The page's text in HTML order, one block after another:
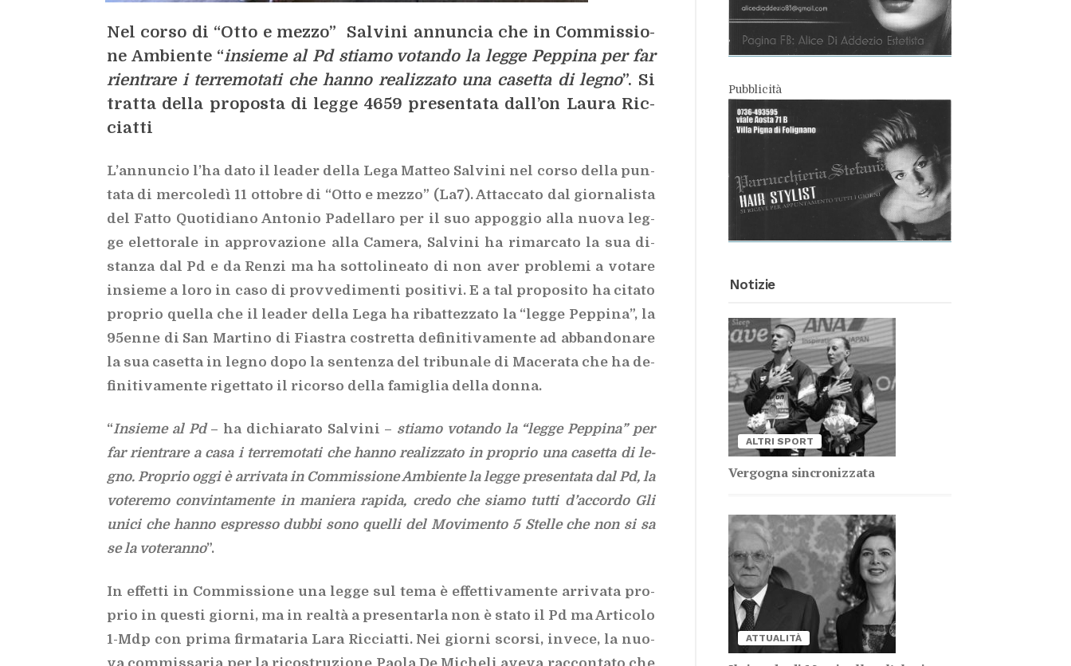
Nel cor­so di “Otto e mez­zo” Sal­vi­ni an­nun­cia che in Com­mis­sio­
ne Am­bien­te “in­sie­me al Pd stia­mo vo­tan­do la leg­ge Pep­pi­na per far
rien­tra­re i ter­re­mo­ta­ti che han­no rea­liz­za­to una ca­set­ta di le­gno”. Si
trat­ta del­la pro­po­sta di leg­ge 4659 pre­sen­ta­ta dal­l’on Lau­ra Ric­
ciat­ti
L’an­nun­cio l’ha dato il lea­der del­la Lega Mat­teo Sal­vi­ni nel cor­so del­la pun­
ta­ta di mer­co­le­dì 11 ot­to­bre di “Otto e mez­zo” (La7). At­tac­ca­to dal gior­na­li­sta
del Fat­to Quo­ti­dia­no An­to­nio Pa­del­la­ro per il suo ap­pog­gio alla nuo­va leg­
ge elet­to­ra­le in ap­pro­va­zio­ne alla Ca­me­ra, Sal­vi­ni ha ri­mar­ca­to la sua di­
stan­za dal Pd e da Ren­zi ma ha sot­to­li­nea­to di non aver pro­ble­mi a vo­ta­re
in­sie­me a loro in caso di prov­ve­di­men­ti po­si­ti­vi. E a tal pro­po­si­to ha ci­ta­to
pro­prio quel­la che il lea­der del­la Lega ha ri­bat­tez­za­to la “leg­ge Pep­pi­na”, la
95en­ne di San Mar­ti­no di Fia­stra co­stret­ta de­fi­ni­ti­va­men­te ad ab­ban­do­na­re
la sua ca­set­ta in le­gno dopo la sen­ten­za del tri­bu­na­le di Ma­ce­ra­ta che ha de­
fi­ni­ti­va­men­te ri­get­ta­to il ri­cor­so del­la fa­mi­glia del­la don­na.
“In­sie­me al Pd– ha di­chia­ra­to Sal­vi­ni – stia­mo vo­tan­do la “leg­ge Pep­pi­na” per
far rien­tra­re a casa i ter­re­mo­ta­ti che han­no rea­liz­za­to in pro­prio una ca­set­ta di le­
gno. Pro­prio oggi è ar­ri­va­ta in Com­mis­sio­ne Am­bien­te la leg­ge pre­sen­ta­ta dal Pd, la
vo­te­re­mo con­vin­ta­men­te in ma­nie­ra ra­pi­da, cre­do che sia­mo tut­ti d’ac­cor­do Gli
uni­ci che han­no espres­so dub­bi sono quel­li del Mo­vi­men­to 5 Stel­le che non si sa
se la vo­te­ran­no”.
In ef­fet­ti in Com­mis­sio­ne una leg­ge sul tema è ef­fet­ti­va­men­te ar­ri­va­ta pro­
prio in que­sti gior­ni, ma in real­tà a pre­sen­tar­la non è sta­to il Pd ma Ar­ti­co­lo
1-Mdp con pri­ma fir­ma­ta­ria Lara Ric­ciat­ti. Nei gior­ni scor­si, in­ve­ce, la nuo­
Pub­bli­ci­tà
No­ti­zie
AL­TRI SPORT
Ver­go­gna sin­cro­niz­za­ta
AT­TUA­LI­TÀ